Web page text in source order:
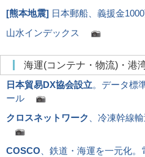
[熊本地震] 日本郵船、義援金
山水インデックス
海運(コンテナ・物流)・港
日本貿易DX協会設立。データ標
ール
クロスネットワーク
、冷凍幹線
COSCO 、鉄道・海運を一元化